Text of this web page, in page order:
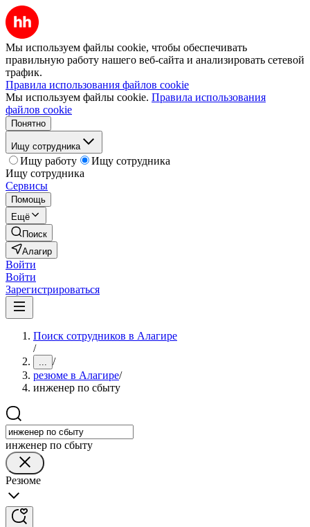
Мы используем файлы cookie, чтобы обеспечивать
правильную работу нашего веб-сайта и анализировать сетевой
трафик.
Правила использования файлов cookie
Мы используем файлы cookie. Правила использования
файлов cookie
Понятно
Ищу сотрудника
Ищу работу
Ищу сотрудника
Ищу сотрудника
Сервисы
Помощь
Ещё
Поиск
Алагир
Войти
Войти
Зарегистрироваться
Поиск сотрудников в Алагире
/
... /
резюме в Алагире/
инженер по сбыту
инженер по сбыту
Резюме